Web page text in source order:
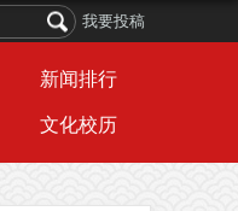
我要投稿
新闻排行
文化校历